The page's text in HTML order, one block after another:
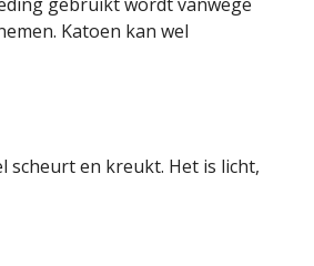
Katoen kan wel
scheurt en kreukt. Het is licht,